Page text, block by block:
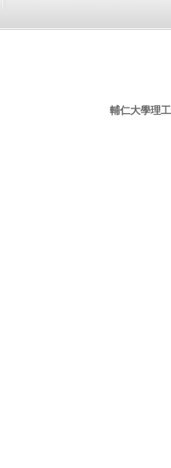
輔仁大學理